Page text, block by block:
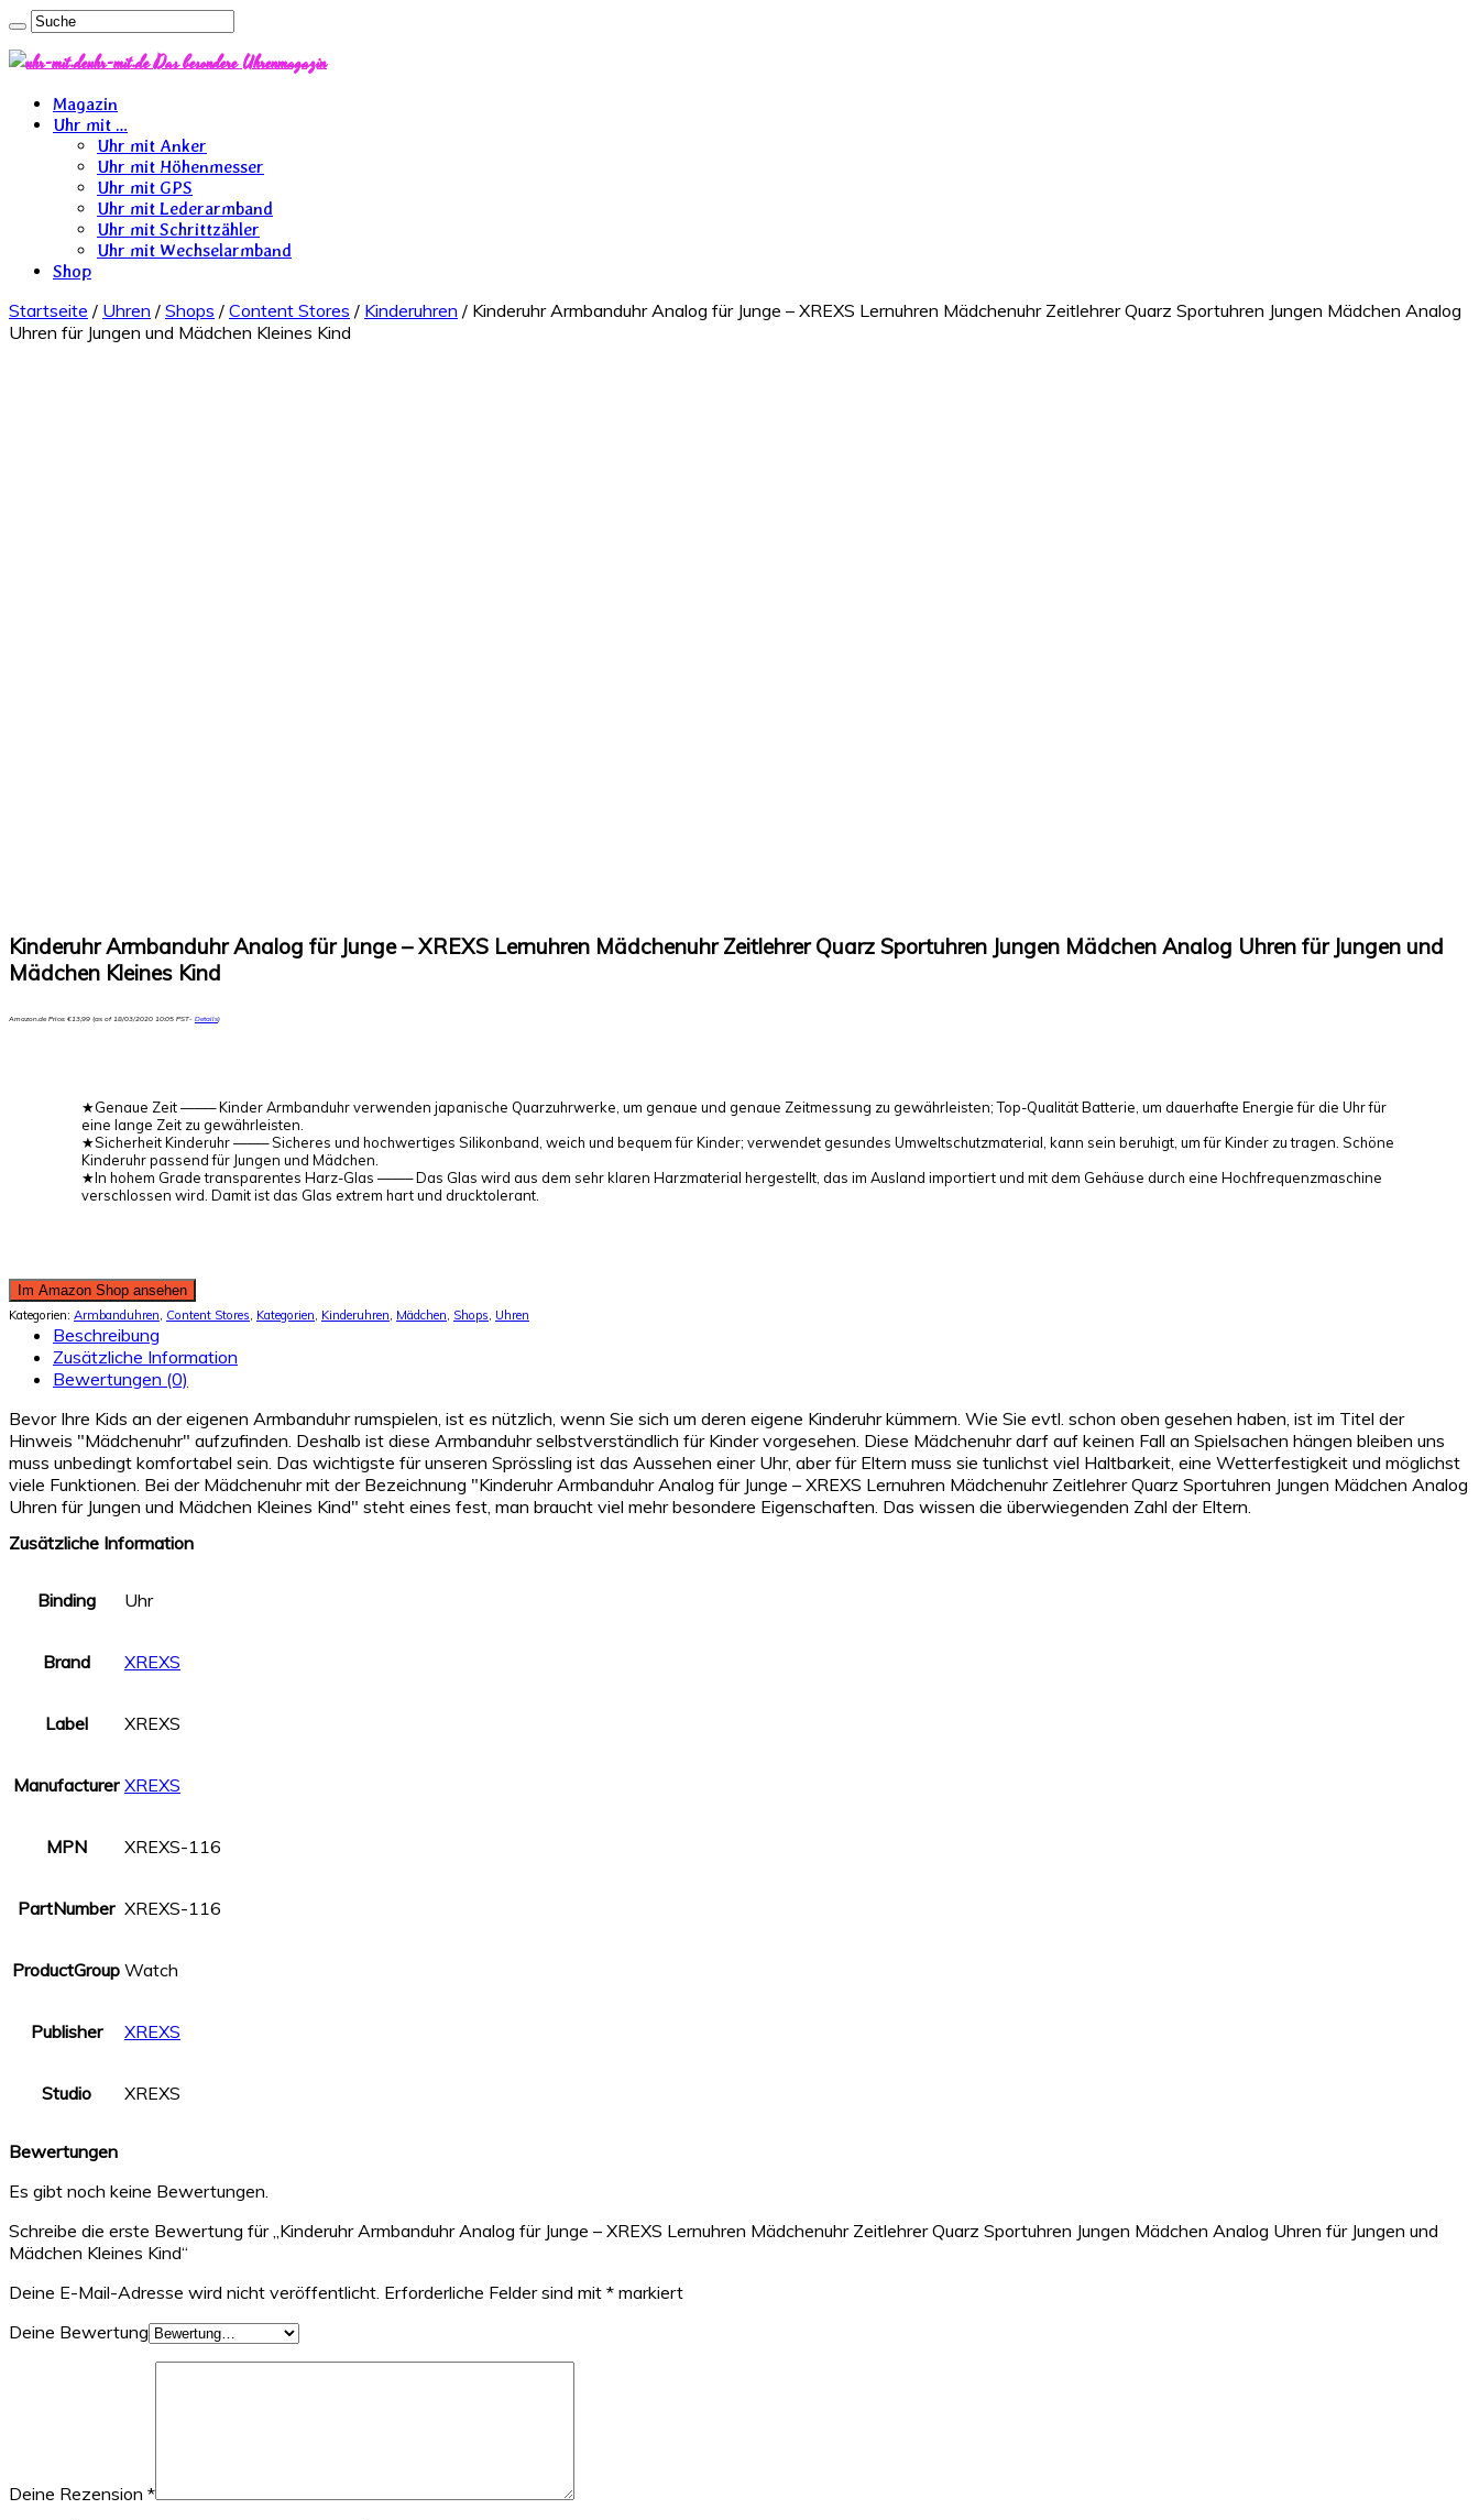
uhr-mit.de Das besondere Uhrenmagazin
Magazin
Uhr mit …
Uhr mit Anker
Uhr mit Höhenmesser
Uhr mit GPS
Uhr mit Lederarmband
Uhr mit Schrittzähler
Uhr mit Wechselarmband
Shop
Startseite / Uhren / Shops / Content Stores / Kinderuhren / Kinderuhr Armbanduhr Analog für Junge – XREXS Lernuhren Mädchenuhr Zeitlehrer Quarz Sportuhren Jungen Mädchen Analog
Uhren für Jungen und Mädchen Kleines Kind
Kinderuhr Armbanduhr Analog für Junge – XREXS Lernuhren Mädchenuhr Zeitlehrer Quarz Sportuhren Jungen Mädchen Analog Uhren für Jungen und
Mädchen Kleines Kind
Amazon.de Price:€13,99 (as of 18/03/2020 10:05 PST- Details)
★Genaue Zeit ——– Kinder Armbanduhr verwenden japanische Quarzuhrwerke, um genaue und genaue Zeitmessung zu gewährleisten; Top-Qualität Batterie, um dauerhafte Energie für die Uhr für
eine lange Zeit zu gewährleisten.
★Sicherheit Kinderuhr ——– Sicheres und hochwertiges Silikonband, weich und bequem für Kinder; verwendet gesundes Umweltschutzmaterial, kann sein beruhigt, um für Kinder zu tragen. Schöne
Kinderuhr passend für Jungen und Mädchen.
★In hohem Grade transparentes Harz-Glas ——– Das Glas wird aus dem sehr klaren Harzmaterial hergestellt, das im Ausland importiert und mit dem Gehäuse durch eine Hochfrequenzmaschine
verschlossen wird. Damit ist das Glas extrem hart und drucktolerant.
Im Amazon Shop ansehen
Kategorien: Armbanduhren Content Stores Kategorien Kinderuhren Mädchen Shops Uhren
Beschreibung
Zusätzliche Information
Bewertungen (0)
Bevor Ihre Kids an der eigenen Armbanduhr rumspielen, ist es nützlich, wenn Sie sich um deren eigene Kinderuhr kümmern. Wie Sie evtl. schon oben gesehen haben, ist im Titel der
Hinweis "Mädchenuhr" aufzufinden. Deshalb ist diese Armbanduhr selbstverständlich für Kinder vorgesehen. Diese Mädchenuhr darf auf keinen Fall an Spielsachen hängen bleiben uns
muss unbedingt komfortabel sein. Das wichtigste für unseren Sprössling ist das Aussehen einer Uhr, aber für Eltern muss sie tunlichst viel Haltbarkeit, eine Wetterfestigkeit und möglichst
viele Funktionen. Bei der Mädchenuhr mit der Bezeichnung "Kinderuhr Armbanduhr Analog für Junge – XREXS Lernuhren Mädchenuhr Zeitlehrer Quarz Sportuhren Jungen Mädchen Analog
Uhren für Jungen und Mädchen Kleines Kind" steht eines fest, man braucht viel mehr besondere Eigenschaften. Das wissen die überwiegenden Zahl der Eltern.
Zusätzliche Information
Binding Uhr
Brand XREXS
Label XREXS
Manufacturer XREXS
MPN XREXS-116
PartNumber XREXS-116
ProductGroup Watch
Publisher XREXS
Studio XREXS
Bewertungen
Es gibt noch keine Bewertungen.
Schreibe die erste Bewertung für „Kinderuhr Armbanduhr Analog für Junge – XREXS Lernuhren Mädchenuhr Zeitlehrer Quarz Sportuhren Jungen Mädchen Analog Uhren für Jungen und
Mädchen Kleines Kind“
Deine E-Mail-Adresse wird nicht veröffentlicht. Erforderliche Felder sind mit * markiert
Deine Bewertung
Deine Rezension *